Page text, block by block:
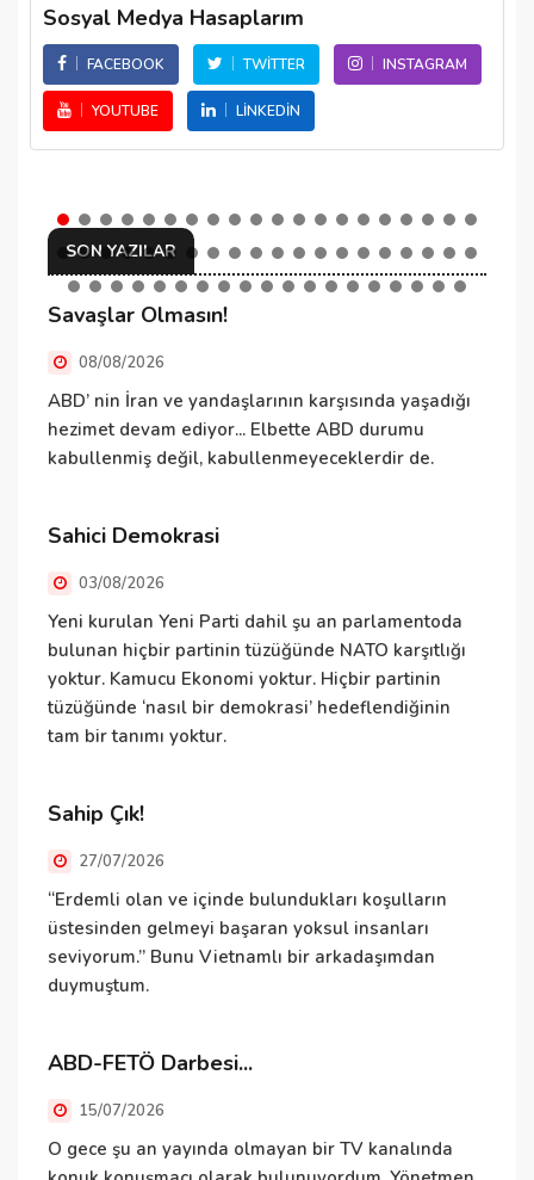
Sosyal Medya Hasaplarım
FACEBOOK TWITTER INSTAGRAM
YOUTUBE LINKEDIN
SON YAZILAR
Savaşlar Olmasın!
08/08/2026
ABD’ nin İran ve yandaşlarının karşısında yaşadığı
hezimet devam ediyor... Elbette ABD durumu
kabullenmiş değil, kabullenmeyeceklerdir de.
Sahici Demokrasi
03/08/2026
Yeni kurulan Yeni Parti dahil şu an parlamentoda
bulunan hiçbir partinin tüzüğünde NATO karşıtlığı
yoktur. Kamucu Ekonomi yoktur. Hiçbir partinin
tüzüğünde ‘nasıl bir demokrasi’ hedeflendiğinin
tam bir tanımı yoktur.
Sahip Çık!
27/07/2026
“Erdemli olan ve içinde bulundukları koşulların
üstesinden gelmeyi başaran yoksul insanları
seviyorum.” Bunu Vietnamlı bir arkadaşımdan
duymuştum.
ABD-FETÖ Darbesi...
15/07/2026
O gece şu an yayında olmayan bir TV kanalında